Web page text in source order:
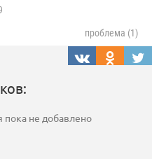
проблема (1)
пока не добавлено